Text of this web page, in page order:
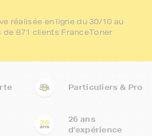
réalisée en ligne du 30/10 au
de 871 clients FranceToner
Particuliers & Pro
26 ans
d'expérience